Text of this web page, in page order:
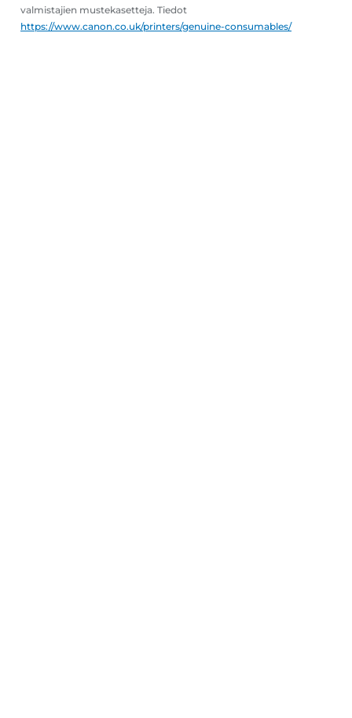
valmistajien mustekasetteja. Tiedot
https://www.canon.co.uk/printers/genuine-consumables/